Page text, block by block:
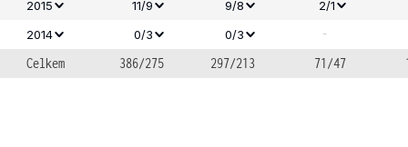
2015
11/9 9/8
2/1
2014
0/3 0/3
-
Celkem
386/275 297/213 71/47